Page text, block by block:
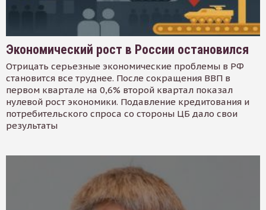
Экономический рост в России остановился
Отрицать серьезные экономические проблемы в РФ
становится все труднее. После сокращения ВВП в
первом квартале на 0,6% второй квартал показал
нулевой рост экономики. Подавление кредитования и
потребительского спроса со стороны ЦБ дало свои
результаты